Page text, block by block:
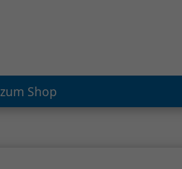
zum Shop